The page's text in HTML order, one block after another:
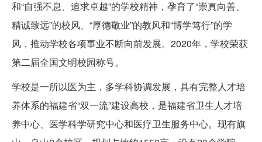
和“自强不息、追求卓越”的学校精神，孕育了“崇真向善、
精诚致远”的校风、“厚德敬业”的教风和“博学笃行”的学
风，推动学校各项事业不断向前发展。2020年，学校荣获
第二届全国文明校园称号。
学校是一所以医为主，多学科协调发展，具有完整人才培
养体系的福建省“双一流”建设高校，是福建省卫生人才培
养中心、医学科学研究中心和医疗卫生服务中心。现有旗